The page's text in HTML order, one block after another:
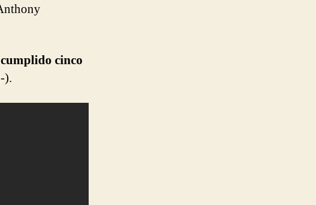
cumplido cinco
).